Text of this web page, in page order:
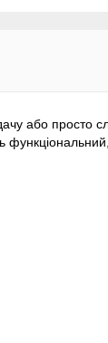
або просто